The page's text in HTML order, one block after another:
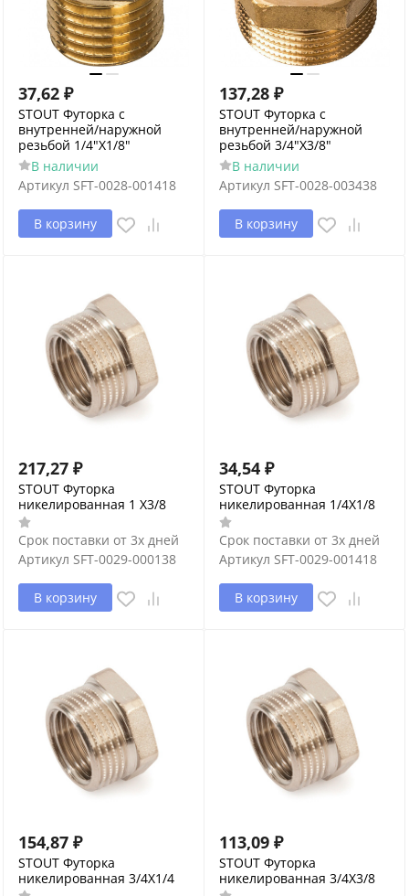
37,62 ₽
STOUT Футорка с
внутренней/наружной
резьбой 1/4"X1/8"
В наличии
Артикул SFT-0028-001418
В корзину
137,28 ₽
STOUT Футорка с
внутренней/наружной
резьбой 3/4"X3/8"
В наличии
Артикул SFT-0028-003438
В корзину
217,27 ₽
STOUT Футорка
никелированная 1 X3/8
Срок поставки от 3х дней
Артикул SFT-0029-000138
В корзину
34,54 ₽
STOUT Футорка
никелированная 1/4X1/8
Срок поставки от 3х дней
Артикул SFT-0029-001418
В корзину
154,87 ₽
STOUT Футорка
никелированная 3/4X1/4
113,09 ₽
STOUT Футорка
никелированная 3/4X3/8